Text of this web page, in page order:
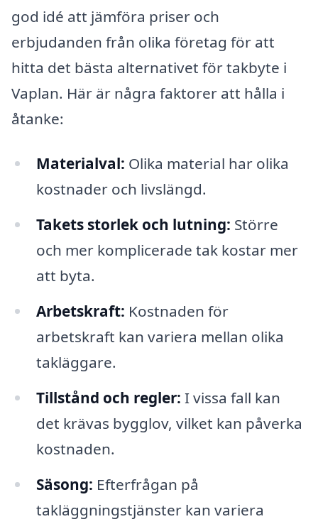
god idé att jämföra priser och
erbjudanden från olika företag för att
hitta det bästa alternativet för takbyte i
Vaplan. Här är några faktorer att hålla i
åtanke:
Materialval: Olika material har olika
kostnader och livslängd.
Takets storlek och lutning: Större
och mer komplicerade tak kostar mer
att byta.
Arbetskraft: Kostnaden för
arbetskraft kan variera mellan olika
takläggare.
Tillstånd och regler: I vissa fall kan
det krävas bygglov, vilket kan påverka
kostnaden.
Säsong: Efterfrågan på
takläggningstjänster kan variera